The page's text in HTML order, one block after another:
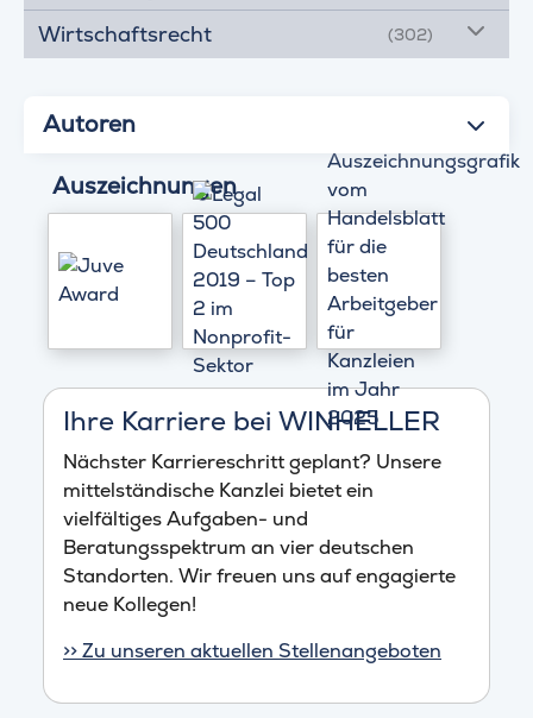
Wirtschaftsrecht (302)
Autoren
Auszeichnungen
Ihre Karriere bei WINHELLER
Nächster Karriereschritt geplant? Unsere
mittelständische Kanzlei bietet ein
vielfältiges Aufgaben- und
Beratungsspektrum an vier deutschen
Standorten. Wir freuen uns auf engagierte
neue Kollegen!
>> Zu unseren aktuellen Stellenangeboten